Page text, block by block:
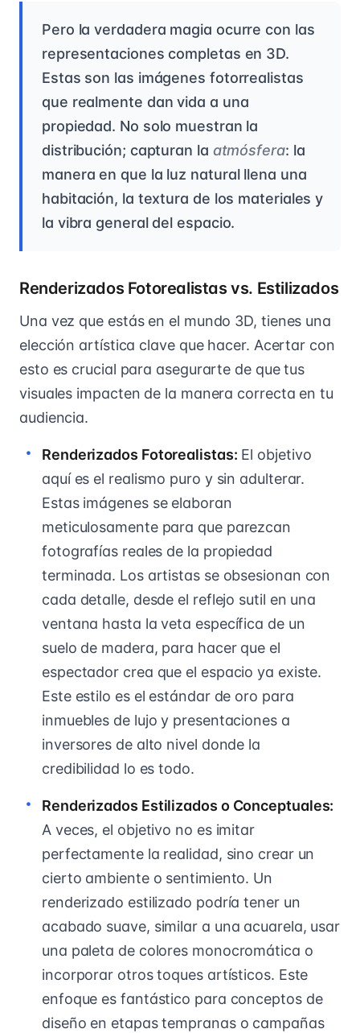
Pero la verdadera magia ocurre con las
representaciones completas en 3D.
Estas son las imágenes fotorrealistas
que realmente dan vida a una
propiedad. No solo muestran la
distribución; capturan la atmósfera: la
manera en que la luz natural llena una
habitación, la textura de los materiales y
la vibra general del espacio.
Renderizados Fotorealistas vs. Estilizados
Una vez que estás en el mundo 3D, tienes una
elección artística clave que hacer. Acertar con
esto es crucial para asegurarte de que tus
visuales impacten de la manera correcta en tu
audiencia.
Renderizados Fotorealistas: El objetivo
aquí es el realismo puro y sin adulterar.
Estas imágenes se elaboran
meticulosamente para que parezcan
fotografías reales de la propiedad
terminada. Los artistas se obsesionan con
cada detalle, desde el reflejo sutil en una
ventana hasta la veta específica de un
suelo de madera, para hacer que el
espectador crea que el espacio ya existe.
Este estilo es el estándar de oro para
inmuebles de lujo y presentaciones a
inversores de alto nivel donde la
credibilidad lo es todo.
Renderizados Estilizados o Conceptuales:
A veces, el objetivo no es imitar
perfectamente la realidad, sino crear un
cierto ambiente o sentimiento. Un
renderizado estilizado podría tener un
acabado suave, similar a una acuarela, usar
una paleta de colores monocromática o
incorporar otros toques artísticos. Este
enfoque es fantástico para conceptos de
diseño en etapas tempranas o campañas